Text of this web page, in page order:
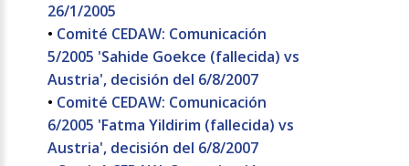
26/1/2005
• Comité CEDAW: Comunicación
5/2005 'Sahide Goekce (fallecida) vs
Austria', decisión del 6/8/2007
• Comité CEDAW: Comunicación
6/2005 'Fatma Yildirim (fallecida) vs
Austria', decisión del 6/8/2007